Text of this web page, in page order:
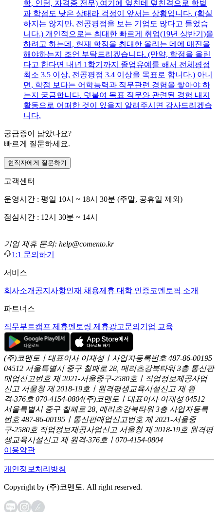
학, 인턴, 자격증 전무) 여기에 엎친데 덮친격으로 학벌
과 학점도 낮은 상태라 걱정이 앞서는 상황입니다. (확실
하지는 않지만, 전공평점을 보는 기업도 많다고 들었습
니다.) 개인적으로는 최대한 빠르게 취업(19년 상반기)을
하려고 하는데, 현재 학점을 최대한 올리는 데에 매진을
해야하는지 조언 부탁드리겠습니다. (만약, 학점을 올린
다고 한다면 내년 1학기까지 졸업유예를 해서 전체평점
최소 3.5 이상, 전공평점 3.4 이상을 목표로 합니다.) 아니
면, 학점 보다는 어학능력과 직무관련 경험을 쌓아야 하
는지 궁금합니다. 덧붙여 목표 직무와 관련된 경험 내지
활동으로 어떠한 것이 있을지 알려주시면 감사드리겠습
니다.
궁금증이 남았나요?
빠르게 질문하세요.
현직자에게 질문하기
고객센터
운영시간 : 평일 10시 ~ 18시 30분 (주말, 공휴일 제외)
점심시간 : 12시 30분 ~ 14시
기업 제휴 문의: help@comento.kr
1:1 문의하기
서비스
회사소개 공지사항인재 채용제휴 대학 인증코멘토픽 소개
파트너스
직무부트캠프 제휴멘토링 제휴광고문의 기업 교육
(주)코멘토ㅣ대표이사 이재성ㅣ사업자등록번호 487-86-00195
04512 서울특별시 중구 칠패로 28, 메리츠강북타워 3층 통신판
매업신고번호 제 2021-서울중구-2580호ㅣ직업정보제공사업
신고 서울청 제 2018-19호ㅣ원격평생교육시설신고 제 원
격-376호 070-4154-0804(주)코멘토ㅣ대표이사 이재성 04512
서울특별시 중구 칠패로 28, 메리츠강북타워 3층 사업자등록
번호 487-86-00195ㅣ통신판매업신고번호 제 2021-서울중
구-2580호 직업정보제공사업신고 서울청 제 2018-19호 원격평
생교육시설신고 제 원격-376호ㅣ070-4154-0804
이용약관
개인정보처리방침
Copyright by (주)코멘토. All right reserved.